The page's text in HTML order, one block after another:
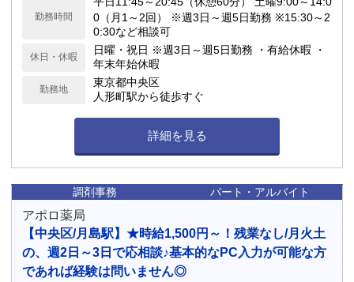
勤務時間
0（月1～2回） ※週3日～週5日勤務 ※15:30～2
0:30など相談可
休日・休暇
日曜・祝日 ※週3日～週5日勤務 ・有給休暇 ・
年末年始休暇
勤務地
東京都中央区
人形町駅から徒歩すぐ
詳細を見る
調剤事務 パート・アルバイト
アポロ薬局
【中央区/月島駅】★時給1,500円～！残業なし/月火土
の、週2日～3日で応相談♪基本的なPC入力が可能な方
であれば経験は問いません◎